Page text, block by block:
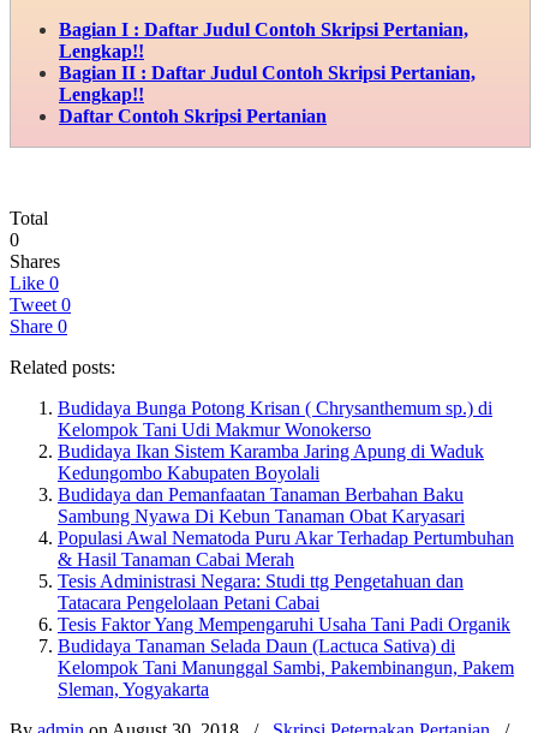
Bagian I : Daftar Judul Contoh Skripsi Pertanian,
Lengkap!!
Bagian II : Daftar Judul Contoh Skripsi Pertanian,
Lengkap!!
Daftar Contoh Skripsi Pertanian
Total
0
Shares
Like 0
Tweet 0
Share 0
Related posts:
Budidaya Bunga Potong Krisan ( Chrysanthemum sp.) di
Kelompok Tani Udi Makmur Wonokerso
Budidaya Ikan Sistem Karamba Jaring Apung di Waduk
Kedungombo Kabupaten Boyolali
Budidaya dan Pemanfaatan Tanaman Berbahan Baku
Sambung Nyawa Di Kebun Tanaman Obat Karyasari
Populasi Awal Nematoda Puru Akar Terhadap Pertumbuhan
& Hasil Tanaman Cabai Merah
Tesis Administrasi Negara: Studi ttg Pengetahuan dan
Tatacara Pengelolaan Petani Cabai
Tesis Faktor Yang Mempengaruhi Usaha Tani Padi Organik
Budidaya Tanaman Selada Daun (Lactuca Sativa) di
Kelompok Tani Manunggal Sambi, Pakembinangun, Pakem
Sleman, Yogyakarta